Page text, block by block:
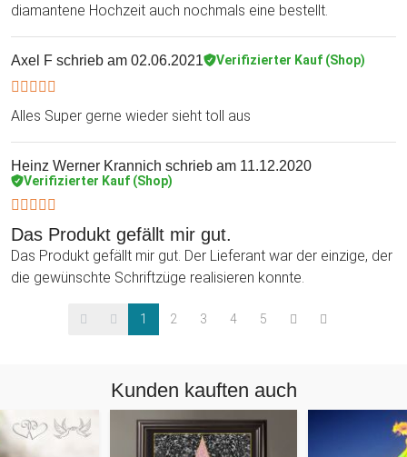
diamantene Hochzeit auch nochmals eine bestellt.
Axel F schrieb am 02.06.2021 Verifizierter Kauf (Shop)
Alles Super gerne wieder sieht toll aus
Heinz Werner Krannich schrieb am 11.12.2020
Verifizierter Kauf (Shop)
Das Produkt gefällt mir gut.
Das Produkt gefällt mir gut. Der Lieferant war der einzige, der
die gewünschte Schriftzüge realisieren konnte.
1 2 3 4 5
Kunden kauften auch